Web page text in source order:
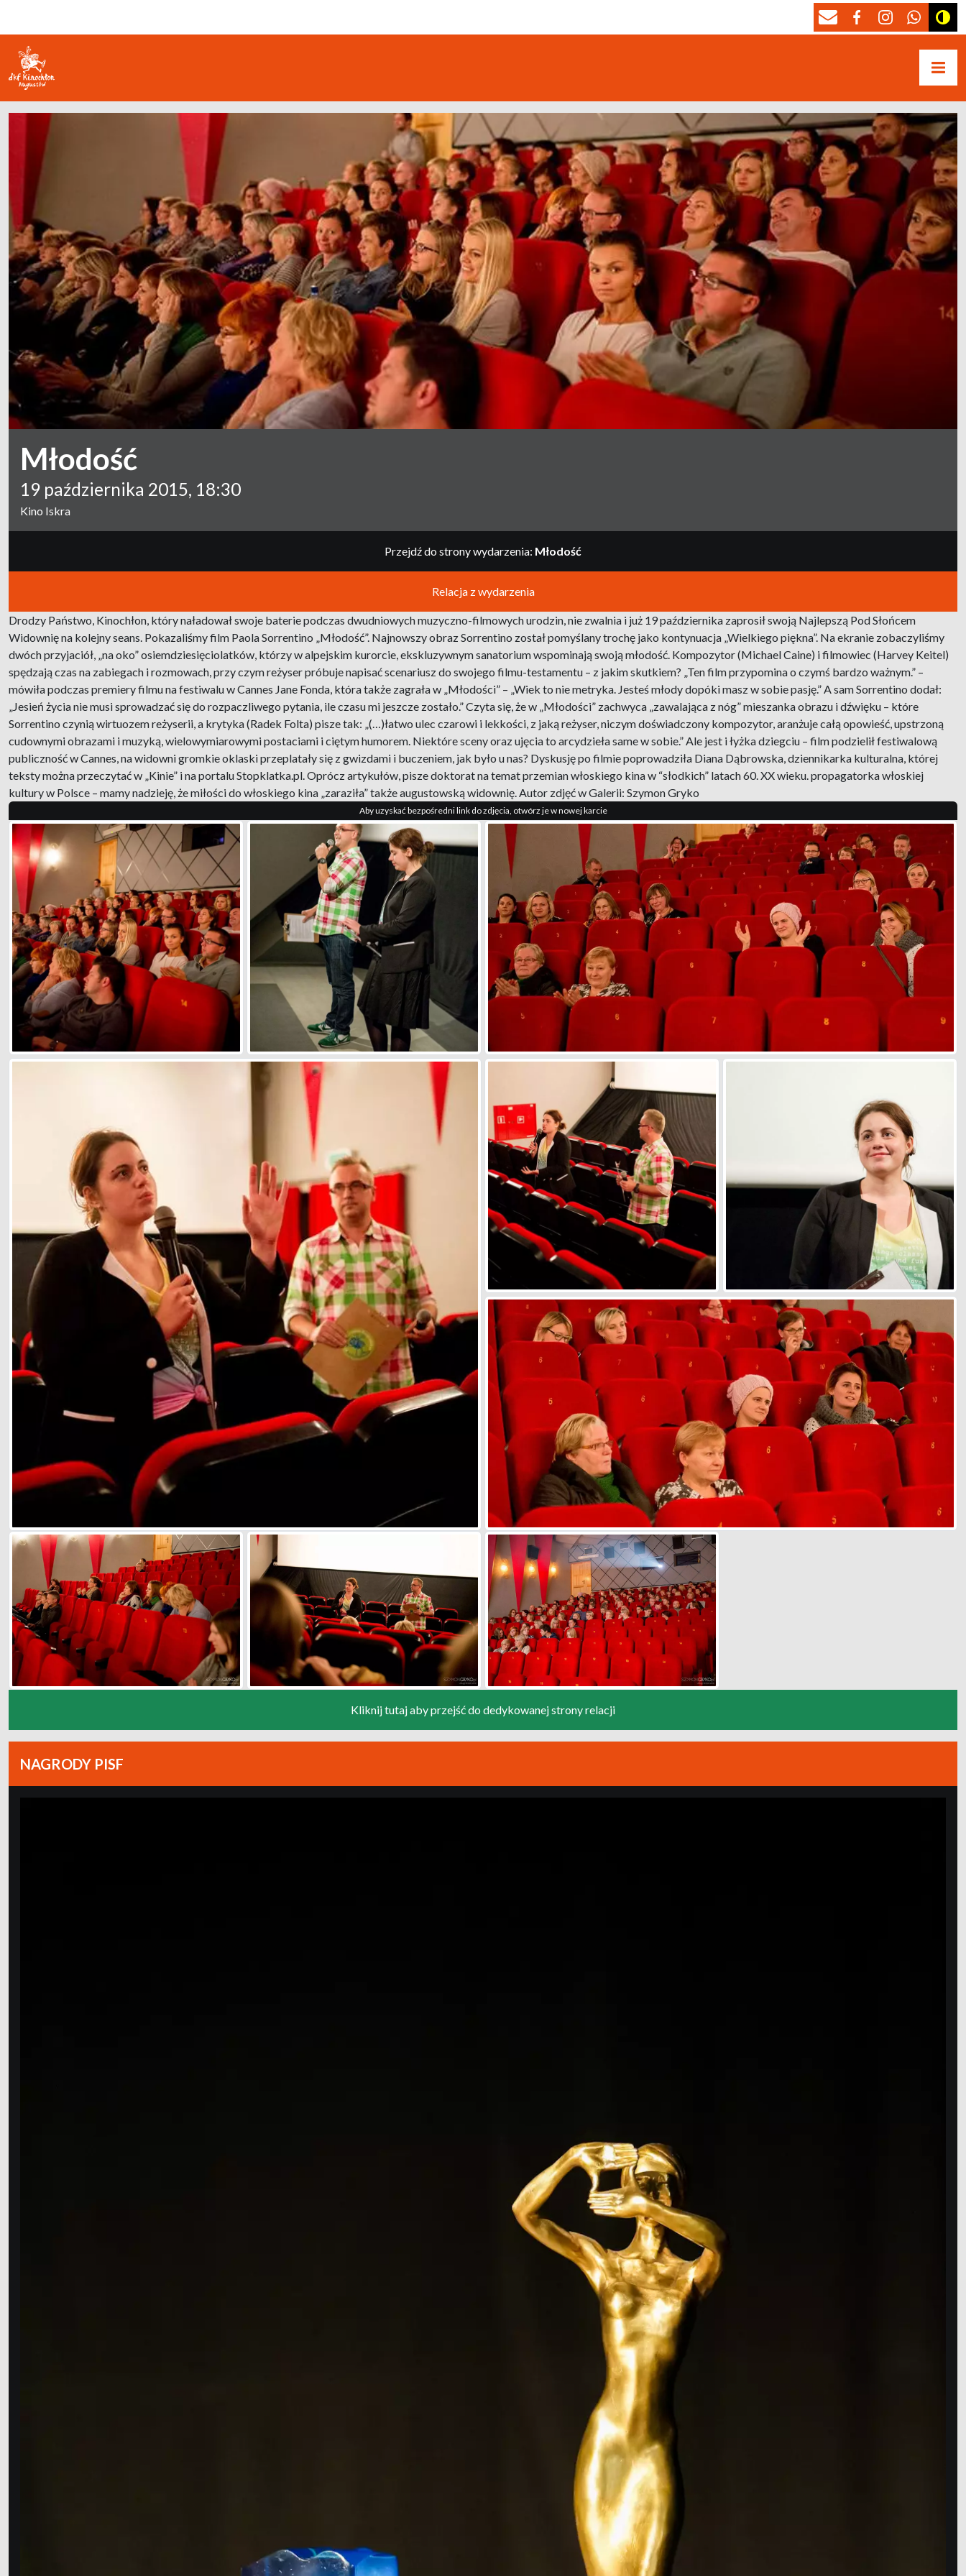
Młodość
19 października 2015, 18:30
Kino Iskra
Przejdź do strony wydarzenia: Młodość
Relacja z wydarzenia
Drodzy Państwo, Kinochłon, który naładował swoje baterie podczas dwudniowych muzyczno-filmowych urodzin, nie zwalnia i już 19 października zaprosił swoją Najlepszą Pod Słońcem
Widownię na kolejny seans. Pokazaliśmy film Paola Sorrentino „Młodość”. Najnowszy obraz Sorrentino został pomyślany trochę jako kontynuacja „Wielkiego piękna”. Na ekranie zobaczyliśmy
dwóch przyjaciół, „na oko” osiemdziesięciolatków, którzy w alpejskim kurorcie, ekskluzywnym sanatorium wspominają swoją młodość. Kompozytor (Michael Caine) i filmowiec (Harvey Keitel)
spędzają czas na zabiegach i rozmowach, przy czym reżyser próbuje napisać scenariusz do swojego filmu-testamentu – z jakim skutkiem? „Ten film przypomina o czymś bardzo ważnym.” –
mówiła podczas premiery filmu na festiwalu w Cannes Jane Fonda, która także zagrała w „Młodości” – „Wiek to nie metryka. Jesteś młody dopóki masz w sobie pasję.” A sam Sorrentino dodał:
„Jesień życia nie musi sprowadzać się do rozpaczliwego pytania, ile czasu mi jeszcze zostało.” Czyta się, że w „Młodości” zachwyca „zawalająca z nóg” mieszanka obrazu i dźwięku – które
Sorrentino czynią wirtuozem reżyserii, a krytyka (Radek Folta) pisze tak: „(…)łatwo ulec czarowi i lekkości, z jaką reżyser, niczym doświadczony kompozytor, aranżuje całą opowieść, upstrzoną
cudownymi obrazami i muzyką, wielowymiarowymi postaciami i ciętym humorem. Niektóre sceny oraz ujęcia to arcydzieła same w sobie.” Ale jest i łyżka dziegciu – film podzielił festiwalową
publiczność w Cannes, na widowni gromkie oklaski przeplatały się z gwizdami i buczeniem, jak było u nas? Dyskusję po filmie poprowadziła Diana Dąbrowska, dziennikarka kulturalna, której
teksty można przeczytać w „Kinie” i na portalu Stopklatka.pl. Oprócz artykułów, pisze doktorat na temat przemian włoskiego kina w “słodkich” latach 60. XX wieku. propagatorka włoskiej
kultury w Polsce – mamy nadzieję, że miłości do włoskiego kina „zaraziła” także augustowską widownię. Autor zdjęć w Galerii: Szymon Gryko
Aby uzyskać bezpośredni link do zdjęcia, otwórz je w nowej karcie
Kliknij tutaj aby przejść do dedykowanej strony relacji
NAGRODY PISF